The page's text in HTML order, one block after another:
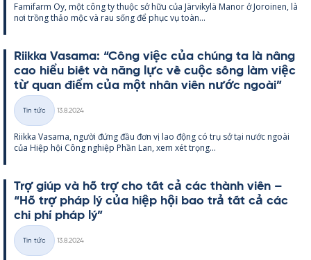
loại
Fa­mi­farm Oy, một công ty thuộc sở hữu của Jär­vi­kylä Ma­nor ở Jo­roi­nen, là
nơi trồng thảo mộc và rau sống để phục vụ toàn...
Riikka Va­sama: “Công việc của chúng ta là nâng
cao hiểu biết và năng lực về cuộc sống làm việc
từ quan điểm của một nhân viên nước ngoài”
Thể
loại
Tin tức
13.8.2024
Riikka Va­sama, người đứng đầu đơn vị lao động có trụ sở tại nước ngoài
của Hiệp hội Công ng­hiệp Phần Lan, xem xét trọng...
Trợ giúp và hỗ trợ cho tất cả các thành viên –
“Hỗ trợ pháp lý của hiệp hội bao trả tất cả các
chi phí pháp lý”
Thể
Tin tức
13.8.2024